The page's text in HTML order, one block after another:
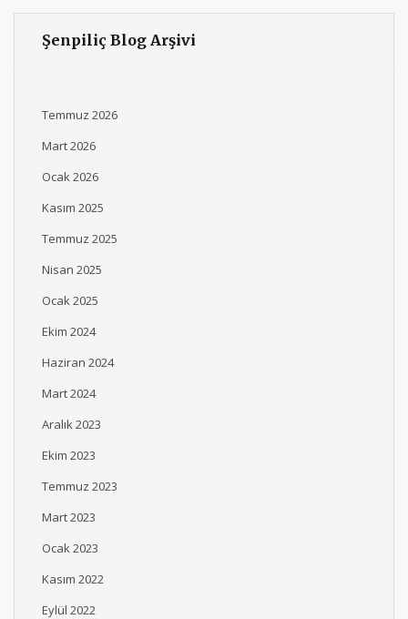
Şenpiliç Blog Arşivi
Temmuz 2026
Mart 2026
Ocak 2026
Kasım 2025
Temmuz 2025
Nisan 2025
Ocak 2025
Ekim 2024
Haziran 2024
Mart 2024
Aralık 2023
Ekim 2023
Temmuz 2023
Mart 2023
Ocak 2023
Kasım 2022
Eylül 2022